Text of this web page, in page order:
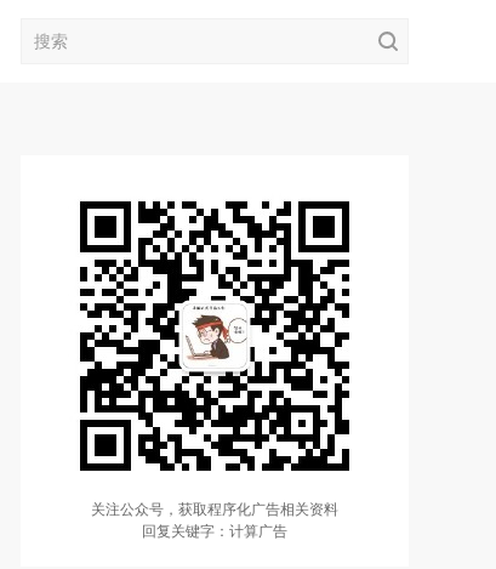
关注公众号，获取程序化广告相关资料
回复关键字：计算广告